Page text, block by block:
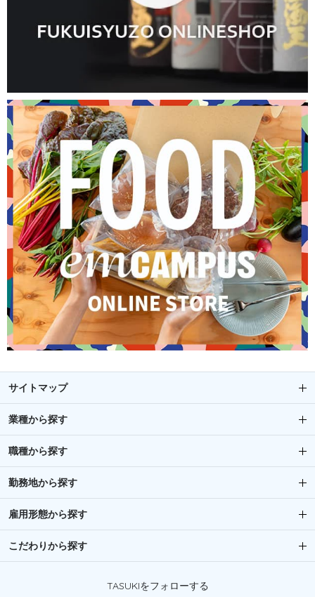
サイトマップ
業種から探す
職種から探す
勤務地から探す
雇用形態から探す
こだわりから探す
TASUKIをフォローする